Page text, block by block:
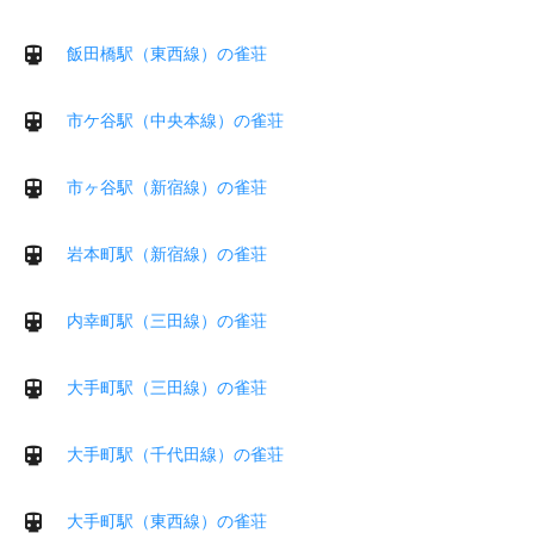
飯田橋駅（東西線）の雀荘
市ケ谷駅（中央本線）の雀荘
市ヶ谷駅（新宿線）の雀荘
岩本町駅（新宿線）の雀荘
内幸町駅（三田線）の雀荘
大手町駅（三田線）の雀荘
大手町駅（千代田線）の雀荘
大手町駅（東西線）の雀荘